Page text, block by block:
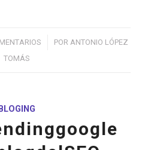
/ POR ANTONIO LÓPEZ
TOMÁS
BLOGING